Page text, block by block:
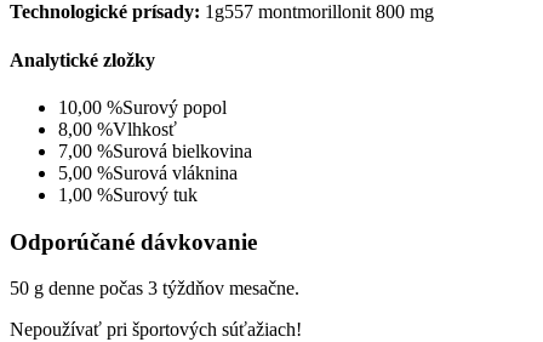
Technologické prísady: 1g557 montmorillonit 800 mg
Analytické zložky
10,00 %Surový popol
8,00 %Vlhkosť
7,00 %Surová bielkovina
5,00 %Surová vláknina
1,00 %Surový tuk
Odporúčané dávkovanie
50 g denne počas 3 týždňov mesačne.
Nepoužívať pri športových súťažiach!